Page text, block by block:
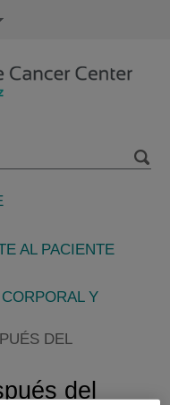
AL PACIENTE
Y
DEL
del